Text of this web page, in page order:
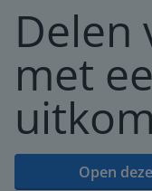
Delen
met
Open